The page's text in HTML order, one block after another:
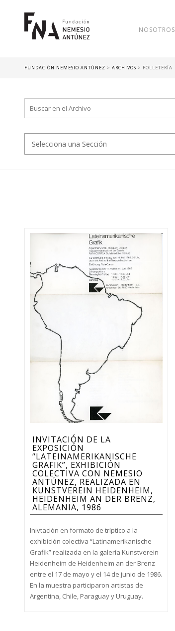
NOSOTROS
FUNDACIÓN NEMESIO ANTÚNEZ > ARCHIVOS > FOLLETERÍA
INVITACIÓN DE LA
EXPOSICIÓN
“LATEINAMERIKANISCHE
GRAFIK”, EXHIBICIÓN
COLECTIVA CON NEMESIO
ANTÚNEZ, REALIZADA EN
KUNSTVEREIN HEIDENHEIM,
HEIDENHEIM AN DER BRENZ,
ALEMANIA, 1986
Inivtación en formato de tríptico a la
exhibición colectiva “Latinamerikanische
Grafik” realizada en la galería Kunstverein
Heidenheim de Heidenheim an der Brenz
entre el 17 de mayo y el 14 de junio de 1986.
En la muestra participaron artistas de
Argentina, Chile, Paraguay y Uruguay.